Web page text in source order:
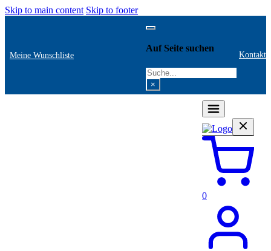
Skip to main content Skip to footer
Meine Wunschliste
Auf Seite suchen
Search
×
Kontakt
0